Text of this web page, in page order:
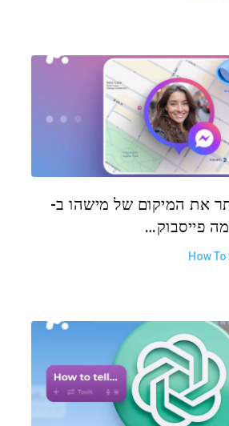
מאמר זה
את המיקום של מישהו ב-
How To
מאמר זה